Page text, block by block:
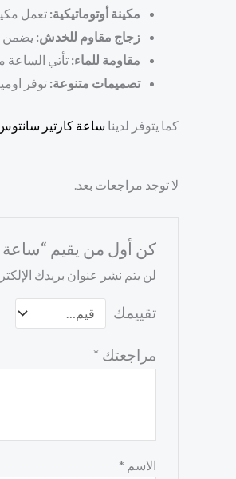
مكينة أوتوماتيكية: تعمل
زجاج مقاوم للخدش: يضمن
مقاومة للماء: تأتي الساعة
تصميمات متنوعة: توفر
كما يتوفر لدينا ساعة كارتير
لا توجد مراجعات بعد.
كن أول من يقيم “ساعة
لن يتم نشر عنوان بريدك
تقييمك
مراجعتك *
الاسم *